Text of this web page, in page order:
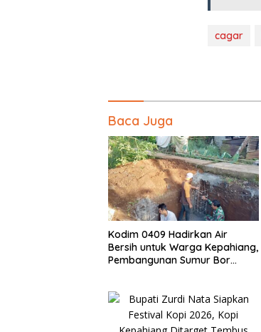
cagar
Baca Juga
Kodim 0409 Hadirkan Air
Bersih untuk Warga Kepahiang,
Pembangunan Sumur Bor